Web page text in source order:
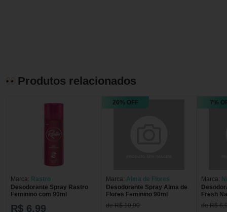
Produtos relacionados
Marca: Rastro
Desodorante Spray Rastro
Feminino com 90ml
R$ 6,99
26% OFF
Marca: Alma de Flores
Desodorante Spray Alma de
Flores Feminino 90ml
de R$ 10,90
7%
Marca:
Fresh
Fresh
de R$